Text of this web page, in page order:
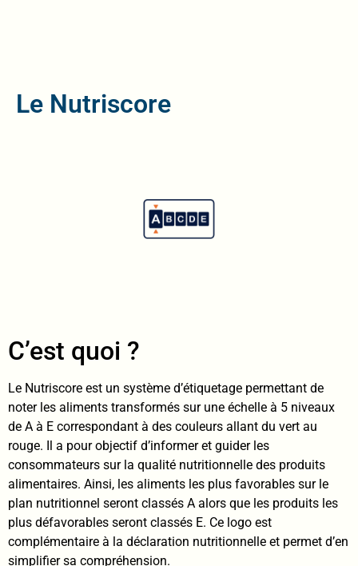
Le Nutriscore
C’est quoi ?
Le Nutriscore est un système d’étiquetage permettant de
noter les aliments transformés sur une échelle à 5 niveaux
de A à E correspondant à des couleurs allant du vert au
rouge. Il a pour objectif d’informer et guider les
consommateurs sur la qualité nutritionnelle des produits
alimentaires. Ainsi, les aliments les plus favorables sur le
plan nutritionnel seront classés A alors que les produits les
plus défavorables seront classés E. Ce logo est
complémentaire à la déclaration nutritionnelle et permet d’en
simplifier sa compréhension.